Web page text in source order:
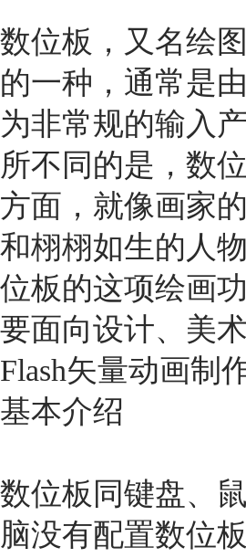
数位板，又名绘
的一种，通常是
为非常规的输入
所不同的是，数
方面，就像画家
和栩栩如生的人
位板的这项绘画
要面向设计、美
Flash矢量动画制
基本介绍
数位板同键盘、
脑没有配置数位